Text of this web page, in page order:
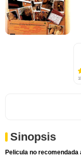
Sinopsis
Pelicula no recomendada